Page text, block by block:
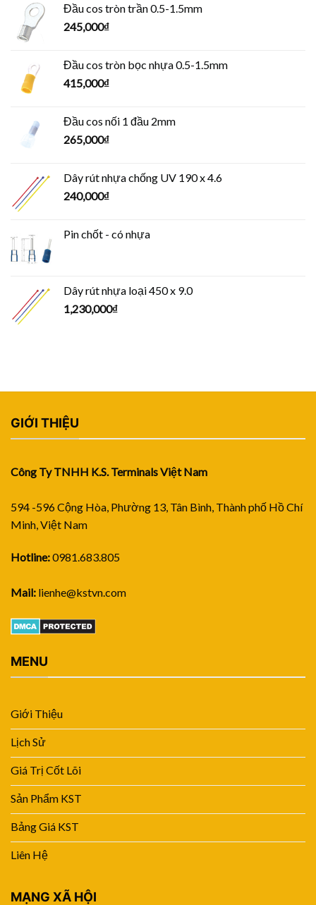
Đầu cos tròn trần 0.5-1.5mm
245,000₫
Đầu cos tròn bọc nhựa 0.5-1.5mm
415,000₫
Đầu cos nối 1 đầu 2mm
265,000₫
Dây rút nhựa chống UV 190 x 4.6
240,000₫
Pin chốt - có nhựa
Dây rút nhựa loại 450 x 9.0
1,230,000₫
GIỚI THIỆU
Công Ty TNHH K.S. Terminals Việt Nam
594 -596 Cộng Hòa, Phường 13, Tân Bình, Thành phố Hồ Chí
Minh, Việt Nam
Hotline:0981.683.805
Mail: lienhe@kstvn.com
MENU
Giới Thiệu
Lịch Sử
Giá Trị Cốt Lõi
Sản Phẩm KST
Bảng Giá KST
Liên Hệ
MẠNG XÃ HỘI